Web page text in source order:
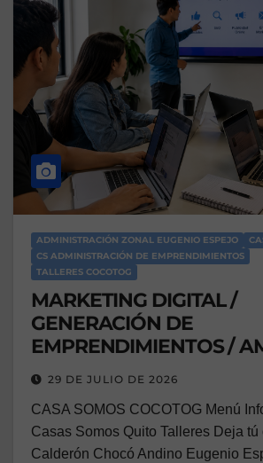
ADMINISTRACIÓN ZONAL EUGENIO ESPEJO
CS ADMINISTRACIÓN DE EMPRENDIMIENTOS
TALLERES COCOTOG
MARKETING DIGITAL /
GENERACIÓN DE
EMPRENDIMIENTOS /
DEL INCA
29 DE JULIO DE 2026
CASA SOMOS COCOTOG Menú
Casas Somos Quito Talleres Deja tú
Calderón Chocó Andino Eugenio